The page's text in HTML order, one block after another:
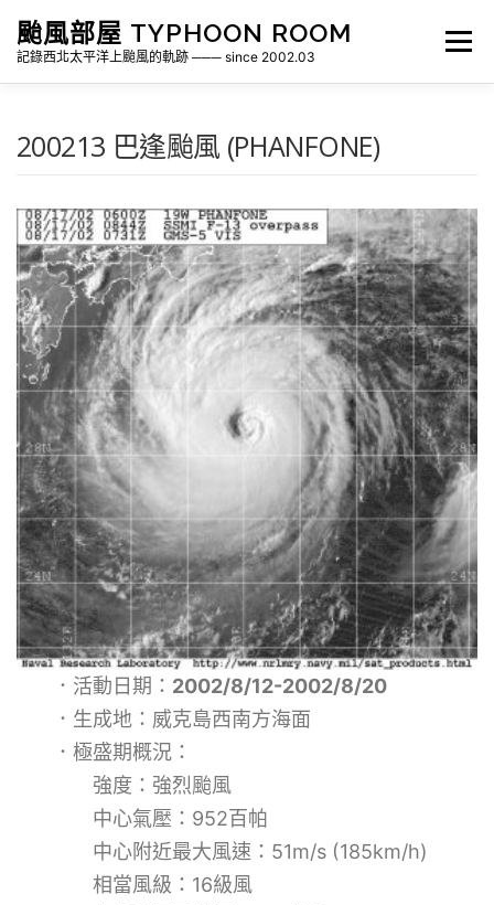
颱風部屋 TYPHOON ROOM
記錄西北太平洋上颱風的軌跡 ─── since 2002.03
選單
各地瞬間風速紀錄 侵台颱風新聞剪報 氣象相關資源
200213 巴逢颱風 (PHANFONE)
．活動日期： 2002/8/12-2002/8/20
．生成地：威克島西南方海面
．極盛期概況：
強度：強烈颱風
中心氣壓：952百帕
中心附近最大風速：51m/s (185km/h)
相當風級：16級風